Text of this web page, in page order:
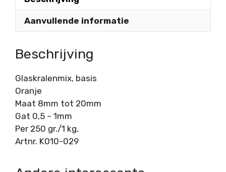
Aanvullende informatie
Beschrijving
Glaskralenmix, basis
Oranje
Maat 8mm tot 20mm
Gat 0,5 – 1mm
Per 250 gr./1 kg,
Artnr. K010-029